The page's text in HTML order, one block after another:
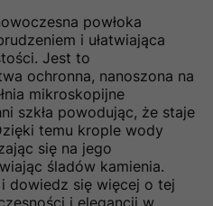
powłoka
i ułatwiająca
Jest to
ochronna, nanoszona na
mikroskopijne
szkła powodując, że staje
temu krople wody
się na jego
śladów kamienia.
i dowiedz się więcej o tej